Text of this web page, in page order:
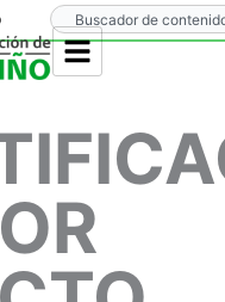
Search